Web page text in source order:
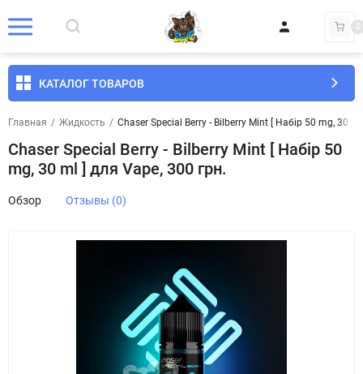
0
КАТАЛОГ ТОВАРОВ
Главная / Жидкость / Chaser Special Berry - Bilberry Mint [ Набір 50 mg, 30
Chaser Special Berry - Bilberry Mint [ Набір 50
mg, 30 ml ] для Vape, 300 грн.
Обзор Отзывы (0)